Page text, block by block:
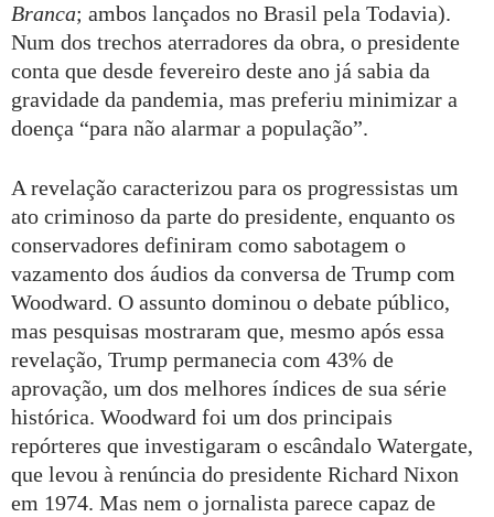
Branca; ambos lançados no Brasil pela Todavia).
Num dos trechos aterradores da obra, o presidente
conta que desde fevereiro deste ano já sabia da
gravidade da pandemia, mas preferiu minimizar a
doença “para não alarmar a população”.
A revelação caracterizou para os progressistas um
ato criminoso da parte do presidente, enquanto os
conservadores definiram como sabotagem o
vazamento dos áudios da conversa de Trump com
Woodward. O assunto dominou o debate público,
mas pesquisas mostraram que, mesmo após essa
revelação, Trump permanecia com 43% de
aprovação, um dos melhores índices de sua série
histórica. Woodward foi um dos principais
repórteres que investigaram o escândalo Watergate,
que levou à renúncia do presidente Richard Nixon
em 1974. Mas nem o jornalista parece capaz de